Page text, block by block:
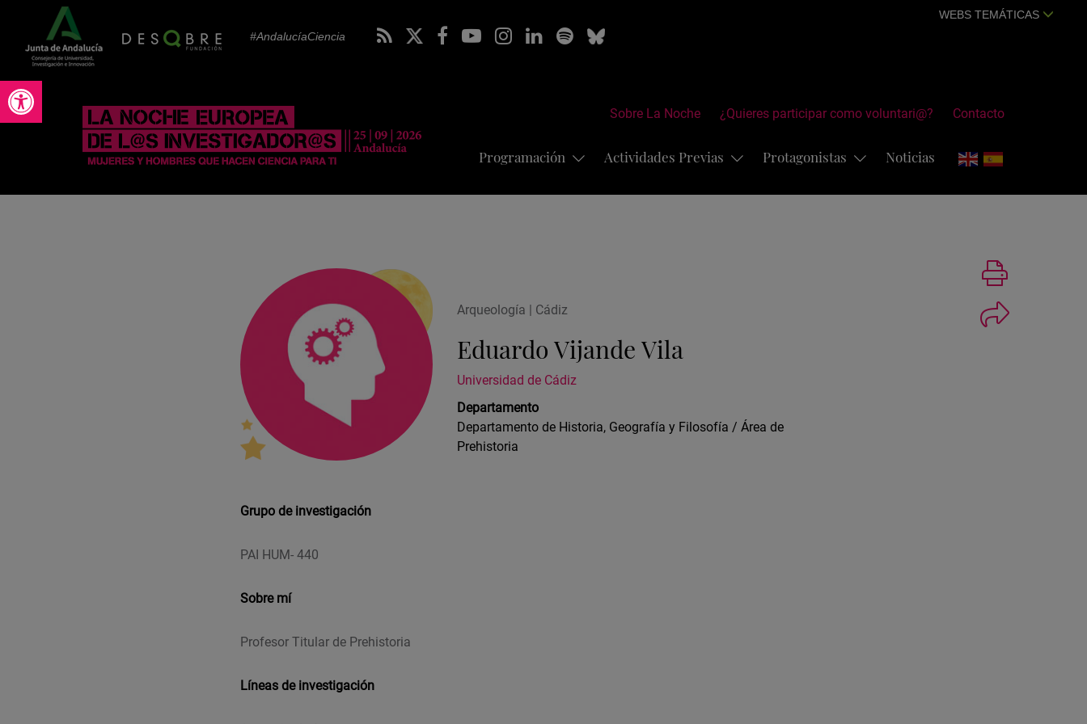
Abrir barra de herramientas
#AndalucíaCiencia
WEBS TEMÁTICAS
Sobre La Noche ¿Quieres participar como voluntari@? Contacto
Programación Actividades Previas Protagonistas Noticias
Arqueología | Cádiz
Eduardo Vijande Vila
Universidad de Cádiz
Departamento
Departamento de Historia, Geografía y Filosofía / Área de
Prehistoria
Grupo de investigación
PAI HUM- 440
Sobre mí
Profesor Titular de Prehistoria
Líneas de investigación